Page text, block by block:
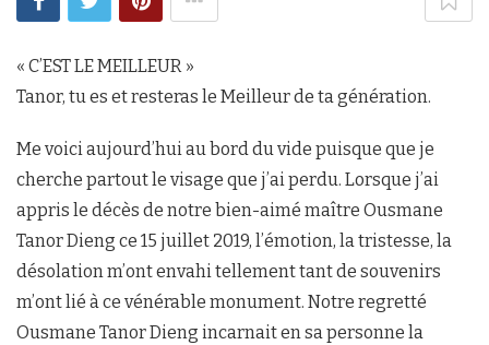
« C’EST LE MEILLEUR »
Tanor, tu es et resteras le Meilleur de ta génération.
Me voici aujourd’hui au bord du vide puisque que je
cherche partout le visage que j’ai perdu. Lorsque j’ai
appris le décès de notre bien-aimé maître Ousmane
Tanor Dieng ce 15 juillet 2019, l’émotion, la tristesse, la
désolation m’ont envahi tellement tant de souvenirs
m’ont lié à ce vénérable monument. Notre regretté
Ousmane Tanor Dieng incarnait en sa personne la